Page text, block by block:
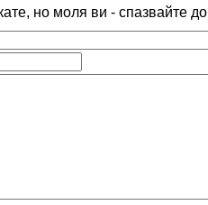
но моля ви - спазвайте